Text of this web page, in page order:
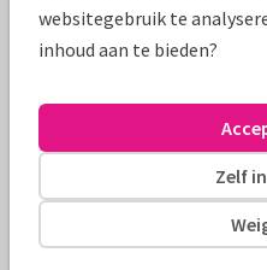
Productinformatie
en sleutels op een trendy
Alle kaarten zijn helemaal
websitegebruik te
inhoud aan te bieden?
Zelf